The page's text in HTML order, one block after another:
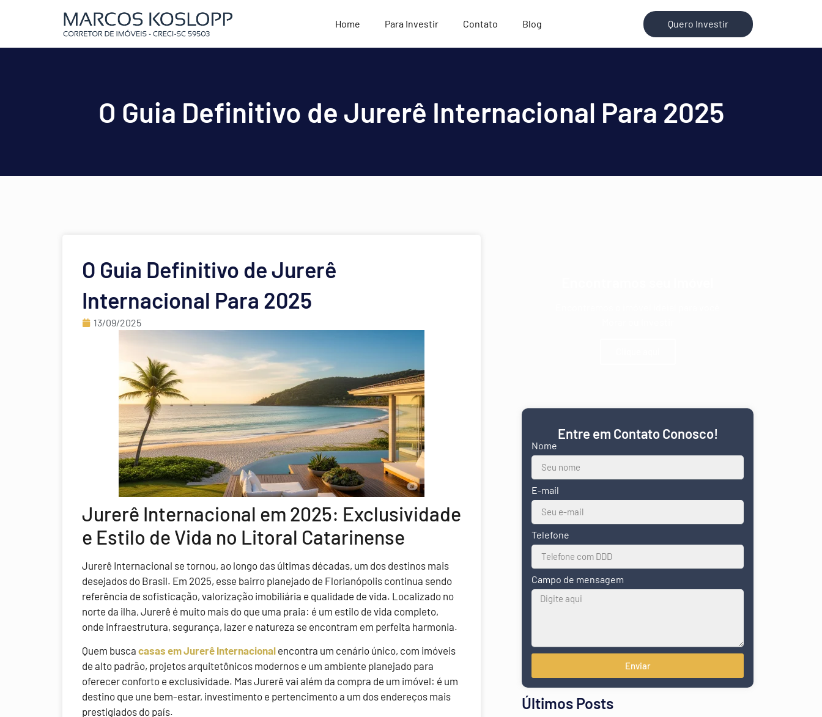
Home Para Investir Contato Blog Quero Investir
O Guia Definitivo de Jurerê Internacional Para 2025
O Guia Definitivo de Jurerê
Internacional Para 2025
13/09/2025
Jurerê Internacional em 2025: Exclusividade
e Estilo de Vida no Litoral Catarinense
Jurerê Internacional se tornou, ao longo das últimas décadas, um dos destinos mais
desejados do Brasil. Em 2025, esse bairro planejado de Florianópolis continua sendo
referência de sofisticação, valorização imobiliária e qualidade de vida. Localizado no
norte da ilha, Jurerê é muito mais do que uma praia: é um estilo de vida completo,
onde infraestrutura, segurança, lazer e natureza se encontram em perfeita harmonia.
Quem busca casas em Jurerê Internacional encontra um cenário único, com imóveis
de alto padrão, projetos arquitetônicos modernos e um ambiente planejado para
oferecer conforto e exclusividade. Mas Jurerê vai além da compra de um imóvel: é um
destino que une bem-estar, investimento e pertencimento a um dos endereços mais
prestigiados do país.
Entre em Contato Conosco!
Nome
E-mail
Telefone
Campo de mensagem
Enviar
Últimos Posts